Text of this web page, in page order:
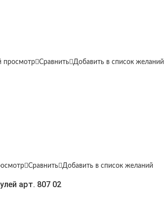
просмотр Сравнить Добавить в список желаний
Сравнить Добавить в список желаний
арт. 807 02